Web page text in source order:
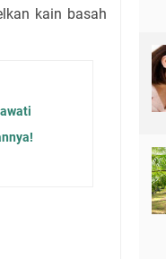
kain basah